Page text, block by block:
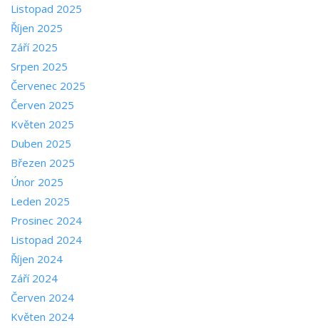
Listopad 2025
Říjen 2025
Září 2025
Srpen 2025
Červenec 2025
Červen 2025
Květen 2025
Duben 2025
Březen 2025
Únor 2025
Leden 2025
Prosinec 2024
Listopad 2024
Říjen 2024
Září 2024
Červen 2024
Květen 2024